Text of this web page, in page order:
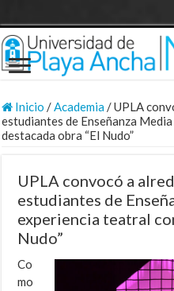
Inicio /Academia/UPLA
estudiantes de Enseñanza
destacada obra “El Nudo”
UPLA convocó a
estudiantes de
experiencia teatral
Nudo”
Co
mo